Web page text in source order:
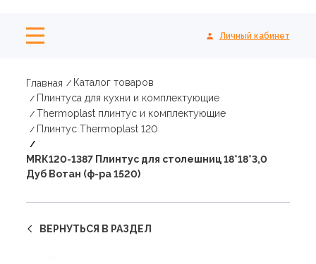
Личный кабинет
Главная
Каталог товаров
Плинтуса для кухни и комплектующие
Thermoplast плинтус и комплектующие
Плинтус Thermoplast 120
МRК120-1387 Плинтус для столешниц 18*18*3,0
Дуб Вотан (ф-ра 1520)
ВЕРНУТЬСЯ В РАЗДЕЛ